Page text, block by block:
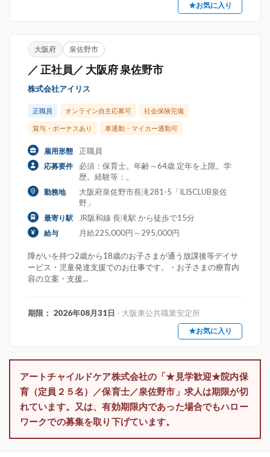
★お気に入り
大阪府 泉佐野市
／ 正社員／ 大阪府 泉佐野市
株式会社アイリス
正職員 オンライン自主応募可 社会保険完備
賞与・ボーナスあり 車通勤・マイカー通勤可
雇用形態 正職員
応募要件
必須：保育士。年齢～64歳 定年を上限。学
歴。経験等：。
勤務地
大阪府泉佐野市長滝281-5「ILISCLUB泉佐
野」
最寄り駅 JR阪和線 長滝駅 から徒歩で15分
給与 月給225,000円～295,000円
障がいを持つ2歳から18歳のお子さまが通う放課後等デイサ
ービス・児童発達支援でのお仕事です。・お子さまの療育内
容の立案・支援...
期限： 2026年08月31日 - 大阪東公共職業安定所
★お気に入り
アートチャイルドケア株式会社の「★見学歓迎★院内保
育（定員２５名）／保育士／泉佐野市」求人は期限が切
れています。又は、有効期限内であった場合でもハロー
ワークでの募集を取り下げています。